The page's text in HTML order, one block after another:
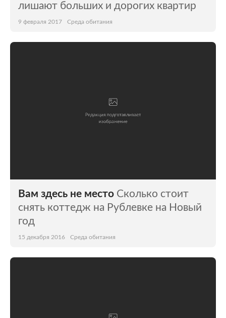
лишают больших и дорогих квартир
9 февраля 2017 Среда обитания
Вам здесь не место Сколько стоит
снять коттедж на Рублевке на Новый
год
15 декабря 2016 Среда обитания